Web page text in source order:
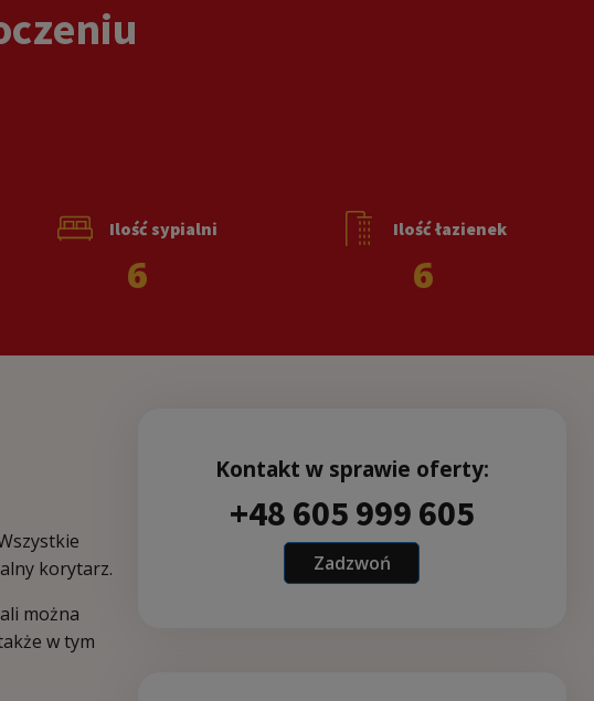
Ilość sypialni
6
Ilość łazienek
6
korytarz.
można
w tym
Kontakt w sprawie oferty:
+48 605 999 605
Zadzwoń